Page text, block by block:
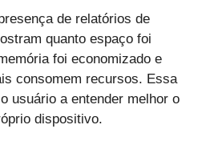
de relatórios de
quanto espaço foi
foi economizado e
consomem recursos. Essa
usuário a entender melhor o
dispositivo.